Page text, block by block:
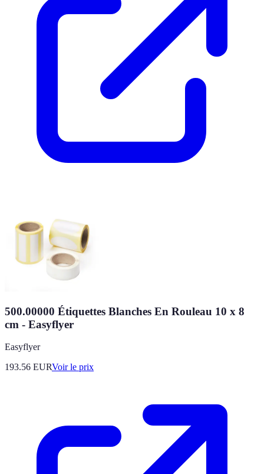
500.00000 Étiquettes Blanches En Rouleau 10 x 8
cm - Easyflyer
Easyflyer
193.56 EURVoir le prix